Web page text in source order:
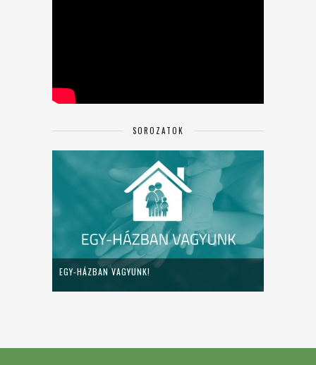
SOROZATOK
EGY-HÁZBAN VAGYUNK!